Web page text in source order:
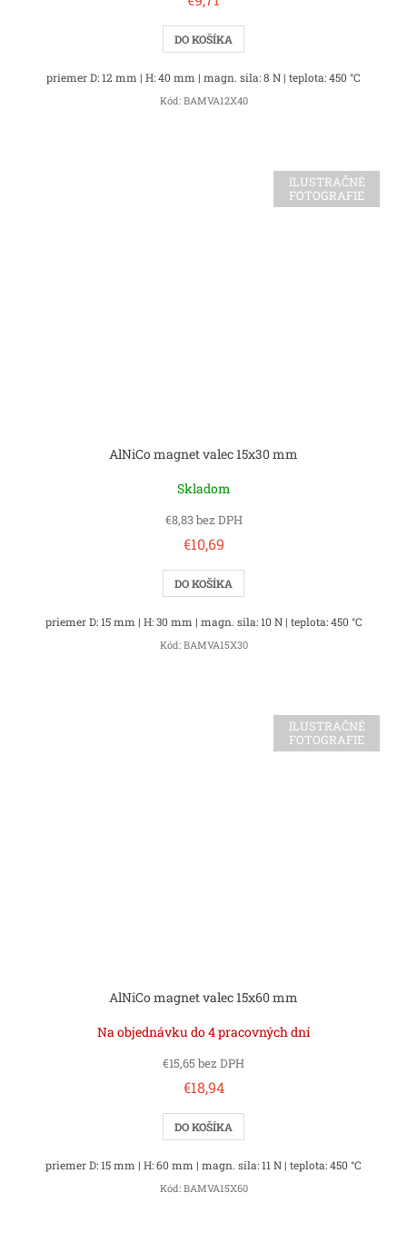
DO KOŠÍKA
priemer D: 12 mm | H: 40 mm | magn. sila: 8 N | teplota: 450 °C
Kód: BAMVA12X40
ILUSTRAČNÉ
FOTOGRAFIE
AlNiCo magnet valec 15x30 mm
Skladom
€8,83 bez DPH
€10,69
DO KOŠÍKA
priemer D: 15 mm | H: 30 mm | magn. sila: 10 N | teplota: 450 °C
Kód: BAMVA15X30
ILUSTRAČNÉ
FOTOGRAFIE
AlNiCo magnet valec 15x60 mm
Na objednávku do 4 pracovných dní
€15,65 bez DPH
€18,94
DO KOŠÍKA
priemer D: 15 mm | H: 60 mm | magn. sila: 11 N | teplota: 450 °C
Kód: BAMVA15X60